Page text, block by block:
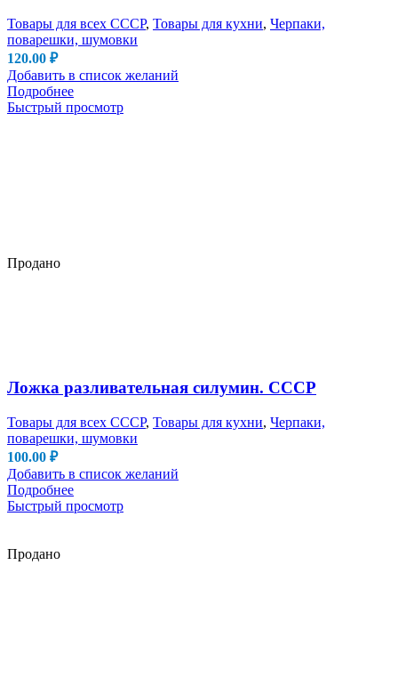
Продано
Товары для всех СССР, Товары для кухни, Черпаки,
поварешки, шумовки
120.00 ₽
Добавить в список желаний
Подробнее
Быстрый просмотр
Продано
Ложка разливательная силумин. СССР
Товары для всех СССР, Товары для кухни, Черпаки,
поварешки, шумовки
100.00 ₽
Добавить в список желаний
Подробнее
Быстрый просмотр